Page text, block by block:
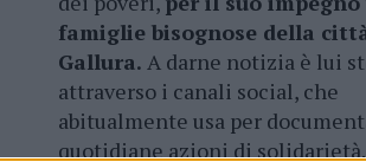
famiglie bisognose della
Gallura. A darne notizia è lui
attraverso i canali social, che
abitualmente usa per
quotidiane azioni di solidarietà.